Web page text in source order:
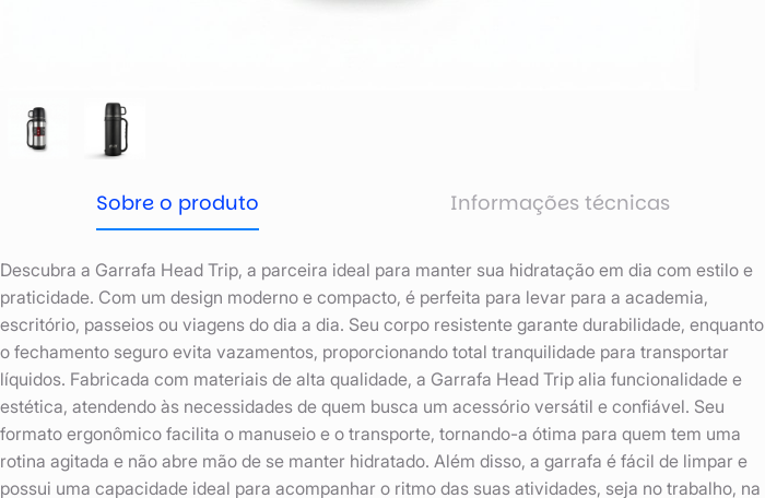
Sobre o produto Informações técnicas
Descubra a Garrafa Head Trip, a parceira ideal para manter sua hidratação em dia com estilo e
praticidade. Com um design moderno e compacto, é perfeita para levar para a academia,
escritório, passeios ou viagens do dia a dia. Seu corpo resistente garante durabilidade, enquanto
o fechamento seguro evita vazamentos, proporcionando total tranquilidade para transportar
líquidos. Fabricada com materiais de alta qualidade, a Garrafa Head Trip alia funcionalidade e
estética, atendendo às necessidades de quem busca um acessório versátil e confiável. Seu
formato ergonômico facilita o manuseio e o transporte, tornando-a ótima para quem tem uma
rotina agitada e não abre mão de se manter hidratado. Além disso, a garrafa é fácil de limpar e
possui uma capacidade ideal para acompanhar o ritmo das suas atividades, seja no trabalho, na